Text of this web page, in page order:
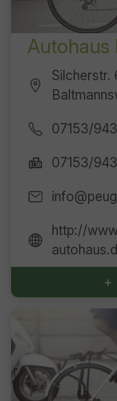
Autohaus
07153/
07153/
http://
+